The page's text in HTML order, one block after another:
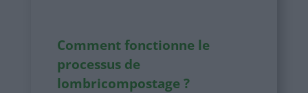
Comment fonctionne le
processus de
lombricompostage ?